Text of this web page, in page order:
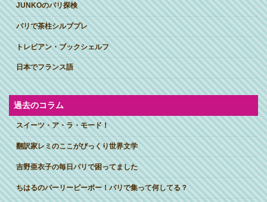
JUNKOのパリ探検
パリで茶柱シルブプレ
トレビアン・ブックシェルフ
日本でフランス語
過去のコラム
スイーツ・ア・ラ・モード！
翻訳家レミのここがびっくり世界文学
吉野亜衣子の毎日パリで困ってました
ちはるのパーリーピーポー！パリで集って何してる？